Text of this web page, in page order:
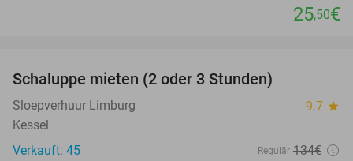
25,50€
Schaluppe mieten (2 oder 3 Stunden)
Sloepverhuur Limburg 9.7 star
Kessel
Verkauft: 45
Regulär 134€